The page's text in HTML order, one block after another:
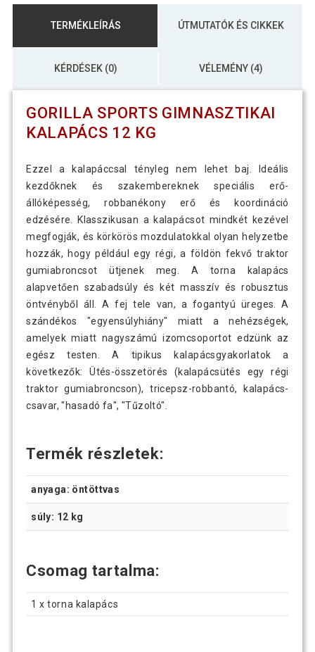
TERMÉKLEÍRÁS ÚTMUTATÓK ÉS CIKKEK
KÉRDÉSEK (0) VÉLEMÉNY (4)
GORILLA SPORTS GIMNASZTIKAI
KALAPÁCS 12 KG
Ezzel a kalapáccsal tényleg nem lehet baj. Ideális
kezdőknek és szakembereknek speciális erő-
állóképesség, robbanékony erő és koordináció
edzésére. Klasszikusan a kalapácsot mindkét kezével
megfogják, és körkörös mozdulatokkal olyan helyzetbe
hozzák, hogy például egy régi, a földön fekvő traktor
gumiabroncsot ütjenek meg. A torna kalapács
alapvetően szabadsúly és két masszív és robusztus
öntvényből áll. A fej tele van, a fogantyú üreges. A
szándékos "egyensúlyhiány" miatt a nehézségek,
amelyek miatt nagyszámú izomcsoportot edzünk az
egész testen. A tipikus kalapácsgyakorlatok a
következők: Ütés-összetörés (kalapácsütés egy régi
traktor gumiabroncson), tricepsz-robbantó, kalapács-
csavar, "hasadó fa", "Tűzoltó".
Termék részletek:
anyaga: öntöttvas
súly: 12 kg
Csomag tartalma:
1 x torna kalapács